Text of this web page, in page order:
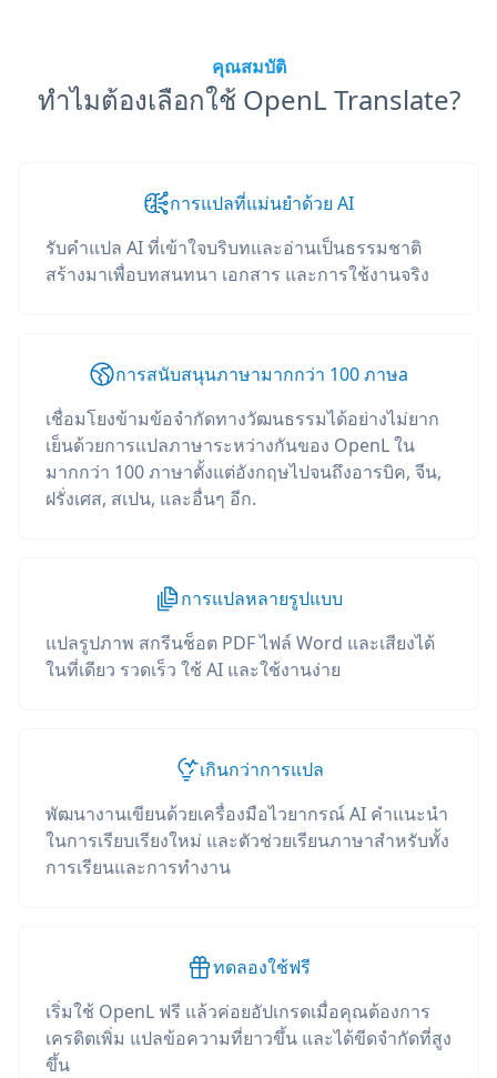
คุณสมบัติ
ทำไมต้องเลือกใช้ OpenL Translate?
การแปลที่แม่นยำด้วย AI
รับคำแปล AI ที่เข้าใจบริบทและอ่านเป็นธรรมชาติ
สร้างมาเพื่อบทสนทนา เอกสาร และการใช้งานจริง
การสนับสนุนภาษามากกว่า 100 ภาษа
เชื่อมโยงข้ามข้อจำกัดทางวัฒนธรรมได้อย่างไม่ยาก
เย็นด้วยการแปลภาษาระหว่างกันของ OpenL ใน
มากกว่า 100 ภาษาตั้งแต่อังกฤษไปจนถึงอารบิค, จีน,
ฝรั่งเศส, สเปน, และอื่นๆ อีก.
การแปลหลายรูปแบบ
แปลรูปภาพ สกรีนช็อต PDF ไฟล์ Word และเสียงได้
ในที่เดียว รวดเร็ว ใช้ AI และใช้งานง่าย
เกินกว่าการแปล
พัฒนางานเขียนด้วยเครื่องมือไวยากรณ์ AI คำแนะนำ
ในการเรียบเรียงใหม่ และตัวช่วยเรียนภาษาสำหรับทั้ง
การเรียนและการทำงาน
ทดลองใช้ฟรี
เริ่มใช้ OpenL ฟรี แล้วค่อยอัปเกรดเมื่อคุณต้องการ
เครดิตเพิ่ม แปลข้อความที่ยาวขึ้น และได้ขีดจำกัดที่สูง
ขึ้น